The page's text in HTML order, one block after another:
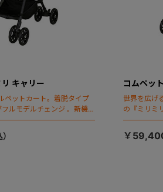
キャリー
ペットカート。着脱タイプ
ルモデルチェンジ 。新機能
ィング」搭載
コムペッ
世界を広げ
の『ミリミ
「マジカル
￥